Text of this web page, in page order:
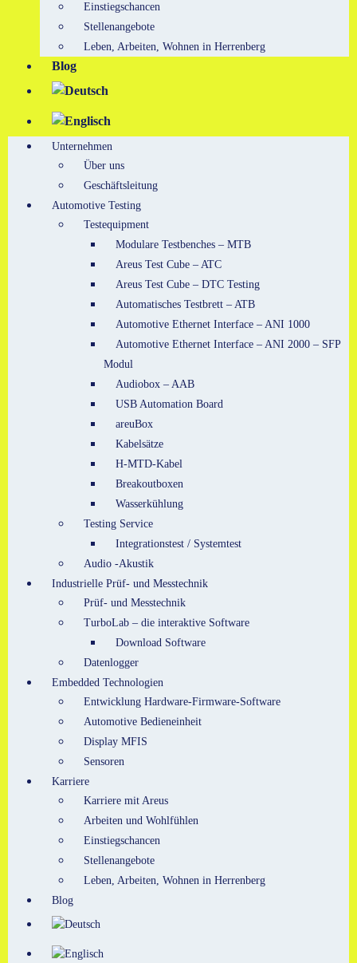
Einstiegschancen
Stellenangebote
Leben, Arbeiten, Wohnen in Herrenberg
Blog
Unternehmen
Über uns
Geschäftsleitung
Automotive Testing
Testequipment
Modulare Testbenches – MTB
Areus Test Cube – ATC
Areus Test Cube – DTC Testing
Automatisches Testbrett – ATB
Automotive Ethernet Interface – ANI 1000
Automotive Ethernet Interface – ANI 2000 – SFP
Modul
Audiobox – AAB
USB Automation Board
areuBox
Kabelsätze
H-MTD-Kabel
Breakoutboxen
Wasserkühlung
Testing Service
Integrationstest / Systemtest
Audio -Akustik
Industrielle Prüf- und Messtechnik
Prüf- und Messtechnik
TurboLab – die interaktive Software
Download Software
Datenlogger
Embedded Technologien
Entwicklung Hardware-Firmware-Software
Automotive Bedieneinheit
Display MFIS
Sensoren
Karriere
Karriere mit Areus
Arbeiten und Wohlfühlen
Einstiegschancen
Stellenangebote
Leben, Arbeiten, Wohnen in Herrenberg
Blog